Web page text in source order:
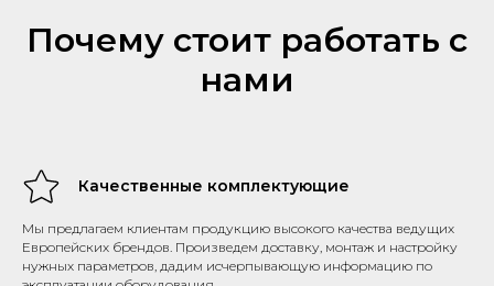
Почему стоит работать с
нами
Качественные комплектующие
Мы предлагаем клиентам продукцию высокого качества ведущих
Европейских брендов. Произведем доставку, монтаж и настройку
нужных параметров, дадим исчерпывающую информацию по